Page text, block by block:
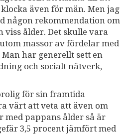
även för män. Men jag
någon rekommendation om
viss ålder. Det skulle vara
massor av fördelar med
har generellt sett en
och socialt nätverk,
för sin framtida
värt att veta att även om
med pappans ålder så är
3,5 procent jämfört med